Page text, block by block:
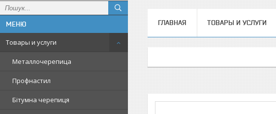
Товары и услуги
Металлочерепица
Профнастил
Бітумна черепиця
ГЛАВНАЯ ТОВАРЫ И УСЛУГИ